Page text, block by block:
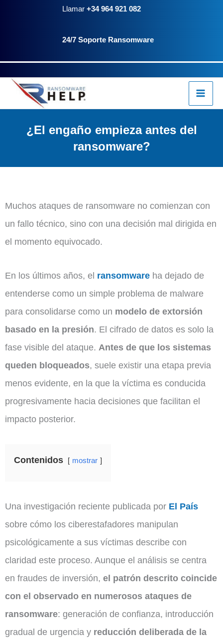
Llamar +34 964 921 082
24/7 Soporte Ransomware
¿El engaño empieza antes del
ransomware?
Muchos ataques de ransomware no comienzan con
un fallo técnico, sino con una decisión mal dirigida en
el momento equivocado.
En los últimos años, el ransomware ha dejado de
entenderse como un simple problema de malware
para consolidarse como un modelo de extorsión
basado en la presión. El cifrado de datos es solo la
fase visible del ataque. Antes de que los sistemas
queden bloqueados, suele existir una etapa previa
menos evidente, en la que la víctima es conducida
progresivamente hacia decisiones que facilitan el
impacto posterior.
Contenidos mostrar
Una investigación reciente publicada por El País
sobre cómo los ciberestafadores manipulan
psicológicamente a sus víctimas describe con
claridad este proceso. Aunque el análisis se centra
en fraudes de inversión, el patrón descrito coincide
con el observado en numerosos ataques de
ransomware: generación de confianza, introducción
gradual de urgencia y reducción deliberada de la